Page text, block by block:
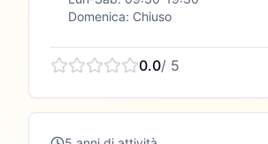
Domenica: Chiuso
0.0/ 5